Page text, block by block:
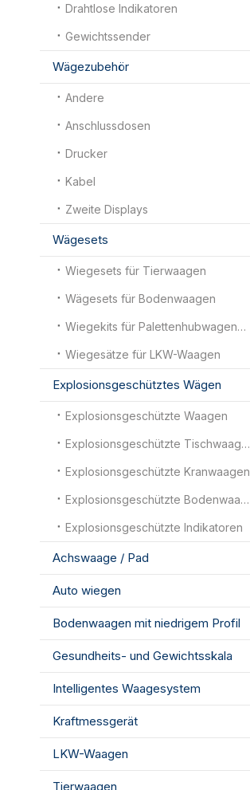
Drahtlose Indikatoren
Gewichtssender
Wägezubehör
Andere
Anschlussdosen
Drucker
Kabel
Zweite Displays
Wägesets
Wiegesets für Tierwaagen
Wägesets für Bodenwaagen
Wiegekits für Palettenhubwagenwaagen
Wiegesätze für LKW-Waagen
Explosionsgeschütztes Wägen
Explosionsgeschützte Waagen
Explosionsgeschützte Tischwaagen
Explosionsgeschützte Kranwaagen
Explosionsgeschützte Bodenwaagen
Explosionsgeschützte Indikatoren
Achswaage / Pad
Auto wiegen
Bodenwaagen mit niedrigem Profil
Gesundheits- und Gewichtsskala
Intelligentes Waagesystem
Kraftmessgerät
LKW-Waagen
Tierwaagen